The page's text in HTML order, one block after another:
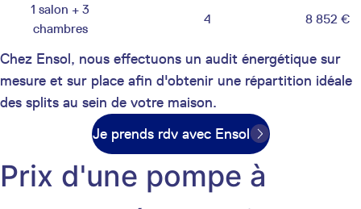
1 salon + 3
chambres
4 8 852 €
Chez Ensol, nous effectuons un audit énergétique sur
mesure et sur place afin d'obtenir une répartition idéale
des splits au sein de votre maison.
Je prends rdv avec Ensol
Prix d'une pompe à